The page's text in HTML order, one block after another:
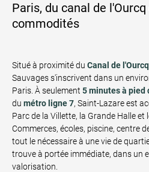
Paris, du canal de
commodités
Situé à proximité du Canal de
Sauvages s'inscrivent dans un
Paris. À seulement 5 minutes à pied
du métro ligne 7, Saint-Lazare est
Parc de la Villette, la Grande Halle et
Commerces, écoles, piscine, centre
tout le nécessaire à une vie de
trouve à portée immédiate, dans un
valorisation.